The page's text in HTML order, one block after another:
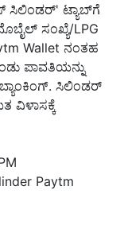
ಸಿಲಿಂಡರ್' ಟ್ಯಾಬ್‌ಗೆ
ಸಂಖ್ಯೆ/LPG
Wallet ನಂತಹ
ಪಾವತಿಯನ್ನು
ಸಿಲಿಂಡರ್
ವಿಳಾಸಕ್ಕೆ
Paytm